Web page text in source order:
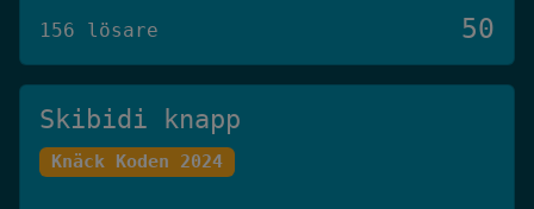
156 lösare 50
Skibidi knapp
Knäck Koden 2024